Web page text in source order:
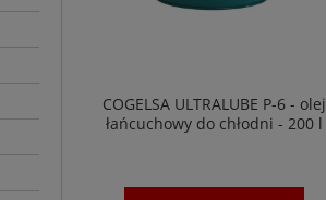
COGELSA ULTRALUBE P-6 - olej
łańcuchowy do chłodni - 200 l